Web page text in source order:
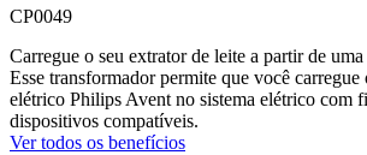
CP0049
Carregue o seu extrator de leite a partir de
Esse transformador permite que você
elétrico Philips Avent no sistema elétrico com
dispositivos compatíveis.
Ver todos os benefícios